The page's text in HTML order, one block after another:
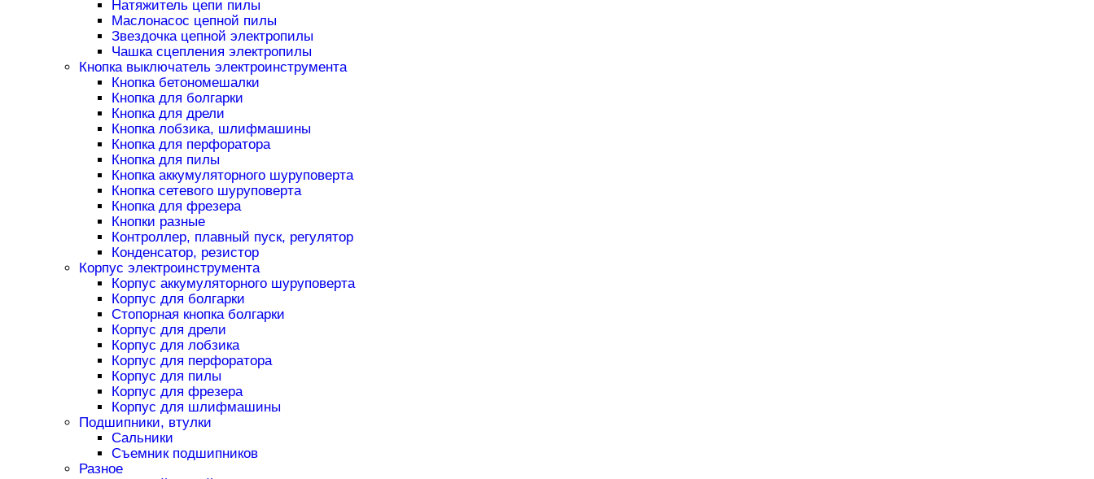
Натяжитель цепи пилы
Маслонасос цепной пилы
Звездочка цепной электропилы
Чашка сцепления электропилы
Кнопка выключатель электроинструмента
Кнопка бетономешалки
Кнопка для болгарки
Кнопка для дрели
Кнопка лобзика, шлифмашины
Кнопка для перфоратора
Кнопка для пилы
Кнопка аккумуляторного шуруповерта
Кнопка сетевого шуруповерта
Кнопка для фрезера
Кнопки разные
Контроллер, плавный пуск, регулятор
Конденсатор, резистор
Корпус электроинструмента
Корпус аккумуляторного шуруповерта
Корпус для болгарки
Стопорная кнопка болгарки
Корпус для дрели
Корпус для лобзика
Корпус для перфоратора
Корпус для пилы
Корпус для фрезера
Корпус для шлифмашины
Подшипники, втулки
Сальники
Съемник подшипников
Разное